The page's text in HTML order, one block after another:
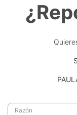
Razón